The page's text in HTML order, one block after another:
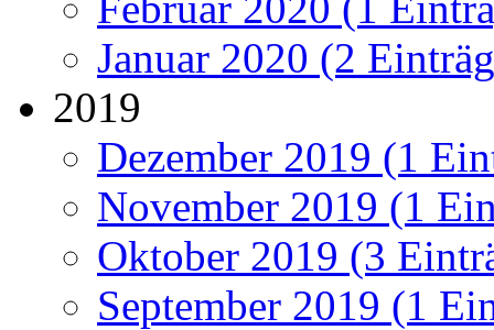
Januar 2020 (2
2019
Dezember 2019 (1
November 2019 (1
Oktober 2019 (3
September 2019 (1